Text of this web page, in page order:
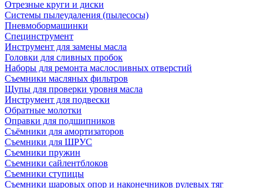
Отрезные круги и диски
Системы пылеудаления (пылесосы)
Пневмобормашинки
Специнструмент
Инструмент для замены масла
Головки для сливных пробок
Наборы для ремонта маслосливных отверстий
Съемники масляных фильтров
Щупы для проверки уровня масла
Инструмент для подвески
Обратные молотки
Оправки для подшипников
Съёмники для амортизаторов
Съемники для ШРУС
Съемники пружин
Съемники сайлентблоков
Съемники ступицы
Съемники шаровых опор и наконечников рулевых тяг